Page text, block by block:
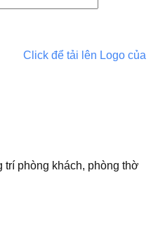
Click để tải lên Logo của
trí phòng khách, phòng thờ